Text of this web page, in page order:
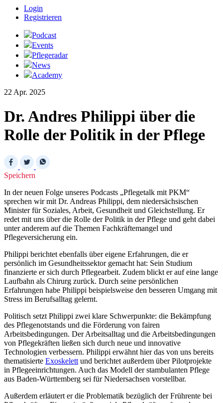
Login
Registrieren
Podcast
Events
Pflegeradar
News
Academy
22 Apr. 2025
Dr. Andres Philippi über die
Rolle der Politik in der Pflege
Speichern
In der neuen Folge unseres Podcasts „Pflegetalk mit PKM“
sprechen wir mit Dr. Andreas Philippi, dem niedersächsischen
Minister für Soziales, Arbeit, Gesundheit und Gleichstellung. Er
redet mit uns über die Rolle der Politik in der Pflege und geht dabei
unter anderem auf die Themen Fachkräftemangel und
Pflegeversicherung ein.
Philippi berichtet ebenfalls über eigene Erfahrungen, die er
persönlich im Gesundheitssektor gemacht hat: Sein Studium
finanzierte er sich durch Pflegearbeit. Zudem blickt er auf eine lange
Laufbahn als Chirurg zurück. Durch seine persönlichen
Erfahrungen habe Philippi beispielsweise den besseren Umgang mit
Stress im Berufsalltag gelernt.
Politisch setzt Philippi zwei klare Schwerpunkte: die Bekämpfung
des Pflegenotstands und die Förderung von fairen
Arbeitsbedingungen. Der Arbeitsalltag und die Arbeitsbedingungen
von Pflegekräften ließen sich durch neue und innovative
Technologien verbessern. Philippi erwähnt hier das von uns bereits
thematisierte Exoskelett und berichtet außerdem über Pilotprojekte
in Pflegeeinrichtungen. Auch das Modell der stambulanten Pflege
aus Baden-Württemberg sei für Niedersachsen vorstellbar.
Außerdem erläutert er die Problematik bezüglich der Frührente bei